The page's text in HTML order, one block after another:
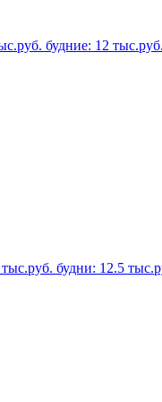
будние: 12 тыс.руб.
будни: 12.5